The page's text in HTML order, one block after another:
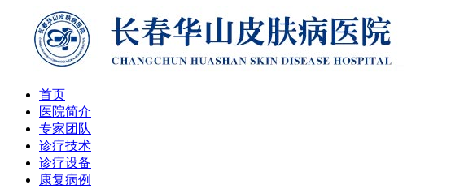
首页
医院简介
专家团队
诊疗技术
诊疗设备
康复病例